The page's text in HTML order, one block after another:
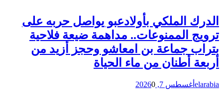
الدرك الملكي بأولادعبو يواصل حربه على
ترويج الممنوعات.. مداهمة ضيعة فلاحية
بتراب جماعة بن امعاشو وحجز أزيد من
أربعة أطنان من ماء الحياة
elarabia أغسطس 7, 2026 0